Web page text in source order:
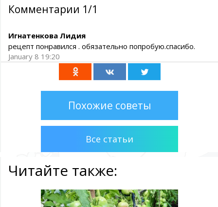
Комментарии 1/1
Игнатенкова Лидия
рецепт понравился . обязательно попробую.спасибо.
January 8 19:20
Похожие советы
Все статьи
Читайте также: